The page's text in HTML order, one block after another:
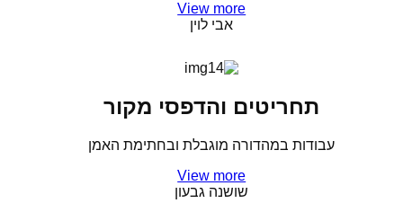
View more
אבי לוין
תחריטים והדפסי מקור
עבודות במהדורה מוגבלת ובחתימת האמן
View more
שושנה גבעון